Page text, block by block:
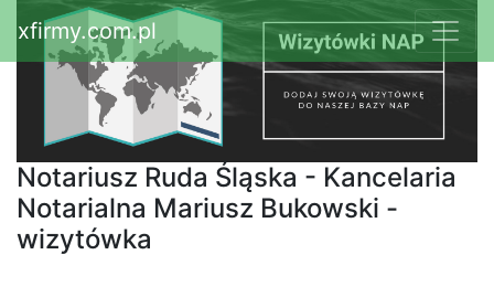
xfirmy.com.pl
Notariusz Ruda Śląska - Kancelaria
Notarialna Mariusz Bukowski -
wizytówka